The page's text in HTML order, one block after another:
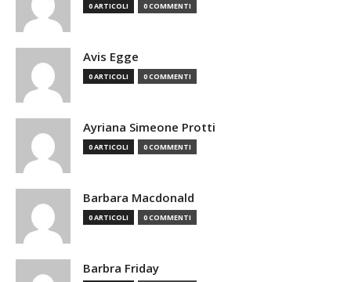
0 ARTICOLI 0 COMMENTI
Avis Egge
0 ARTICOLI 0 COMMENTI
Ayriana Simeone Protti
0 ARTICOLI 0 COMMENTI
Barbara Macdonald
0 ARTICOLI 0 COMMENTI
Barbra Friday